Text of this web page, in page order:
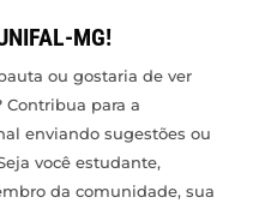
MG!
ou gostaria de ver
para a
enviando sugestões ou
você estudante,
da comunidade, sua